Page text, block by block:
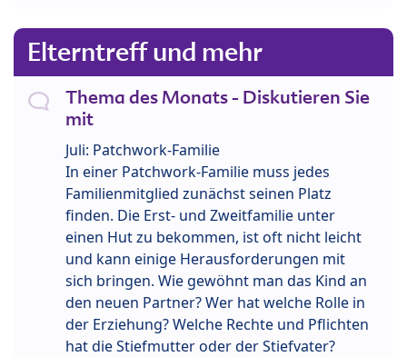
Elterntreff und mehr
Thema des Monats - Diskutieren Sie
mit
Juli: Patchwork-Familie
In einer Patchwork-Familie muss jedes
Familienmitglied zunächst seinen Platz
finden. Die Erst- und Zweitfamilie unter
einen Hut zu bekommen, ist oft nicht leicht
und kann einige Herausforderungen mit
sich bringen. Wie gewöhnt man das Kind an
den neuen Partner? Wer hat welche Rolle in
der Erziehung? Welche Rechte und Pflichten
hat die Stiefmutter oder der Stiefvater?